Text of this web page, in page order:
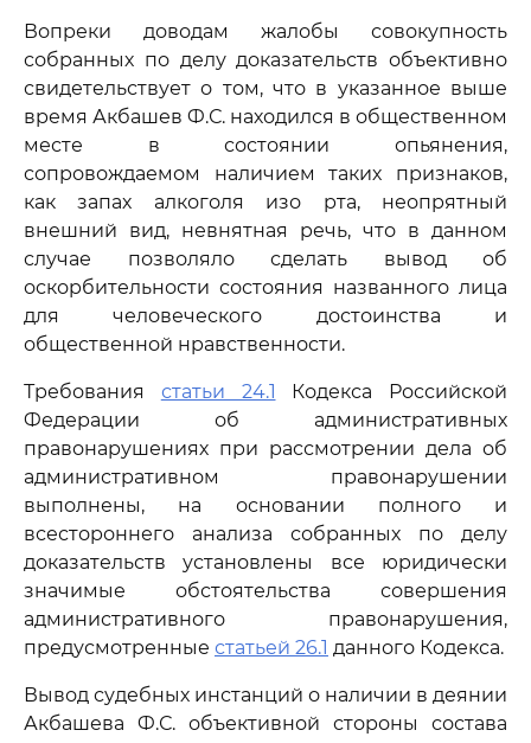
Вопреки доводам жалобы совокупность
собранных по делу доказательств объективно
свидетельствует о том, что в указанное выше
время Акбашев Ф.С. находился в общественном
месте в состоянии опьянения,
сопровождаемом наличием таких признаков,
как запах алкоголя изо рта, неопрятный
внешний вид, невнятная речь, что в данном
случае позволяло сделать вывод об
оскорбительности состояния названного лица
для человеческого достоинства и
общественной нравственности.
Требования статьи 24.1 Кодекса Российской
Федерации об административных
правонарушениях при рассмотрении дела об
административном правонарушении
выполнены, на основании полного и
всестороннего анализа собранных по делу
доказательств установлены все юридически
значимые обстоятельства совершения
административного правонарушения,
предусмотренные статьей 26.1 данного Кодекса.
Вывод судебных инстанций о наличии в деянии
Акбашева Ф.С. объективной стороны состава